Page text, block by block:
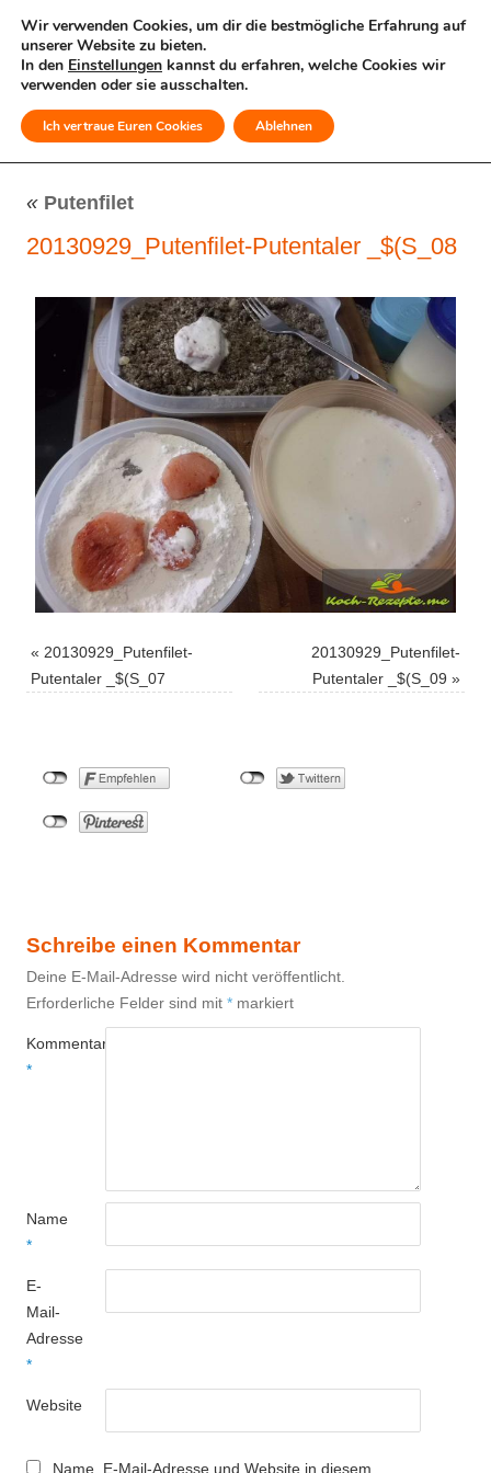
MENÜ
« Putenfilet
20130929_Putenfilet-Putentaler _$(S_08
« 20130929_Putenfilet-
Putentaler _$(S_07
20130929_Putenfilet-
Putentaler _$(S_09 »
Schreibe einen Kommentar
Deine E-Mail-Adresse wird nicht veröffentlicht.
Erforderliche Felder sind mit * markiert
Kommentar
*
Name
*
E-
Mail-
Adresse
*
Website
Name, E-Mail-Adresse und Website in diesem
Wir verwenden Cookies, um dir die bestmögliche Erfahrung auf
unserer Website zu bieten.
In den Einstellungen kannst du erfahren, welche Cookies wir
verwenden oder sie ausschalten.
Ich vertraue Euren Cookies Ablehnen